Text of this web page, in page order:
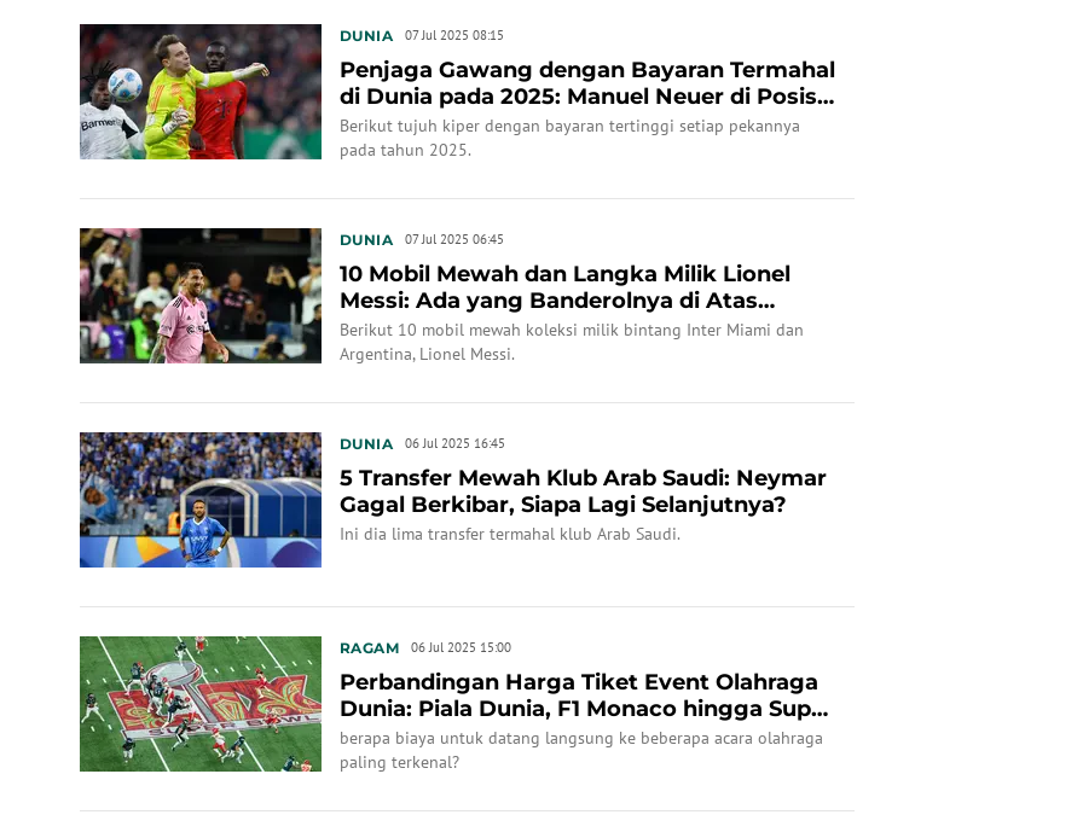
DUNIA 07 Jul 2025 08:15
Penjaga Gawang dengan Bayaran Termahal
di Dunia pada 2025: Manuel Neuer di Posisi
Puncak
Berikut tujuh kiper dengan bayaran tertinggi setiap pekannya
pada tahun 2025.
DUNIA 07 Jul 2025 06:45
10 Mobil Mewah dan Langka Milik Lionel
Messi: Ada yang Banderolnya di Atas
Rp500 Miliar
Berikut 10 mobil mewah koleksi milik bintang Inter Miami dan
Argentina, Lionel Messi.
DUNIA 06 Jul 2025 16:45
5 Transfer Mewah Klub Arab Saudi: Neymar
Gagal Berkibar, Siapa Lagi Selanjutnya?
Ini dia lima transfer termahal klub Arab Saudi.
RAGAM 06 Jul 2025 15:00
Perbandingan Harga Tiket Event Olahraga
Dunia: Piala Dunia, F1 Monaco hingga Super
Bowl
berapa biaya untuk datang langsung ke beberapa acara olahraga
paling terkenal?